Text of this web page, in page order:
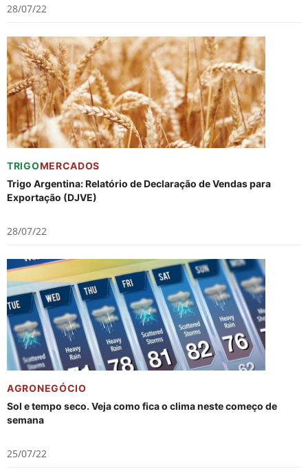
28/07/22
TRIGOMERCADOS
Trigo Argentina: Relatório de Declaração de Vendas para
Exportação (DJVE)
28/07/22
AGRONEGÓCIO
Sol e tempo seco. Veja como fica o clima neste começo de
semana
25/07/22